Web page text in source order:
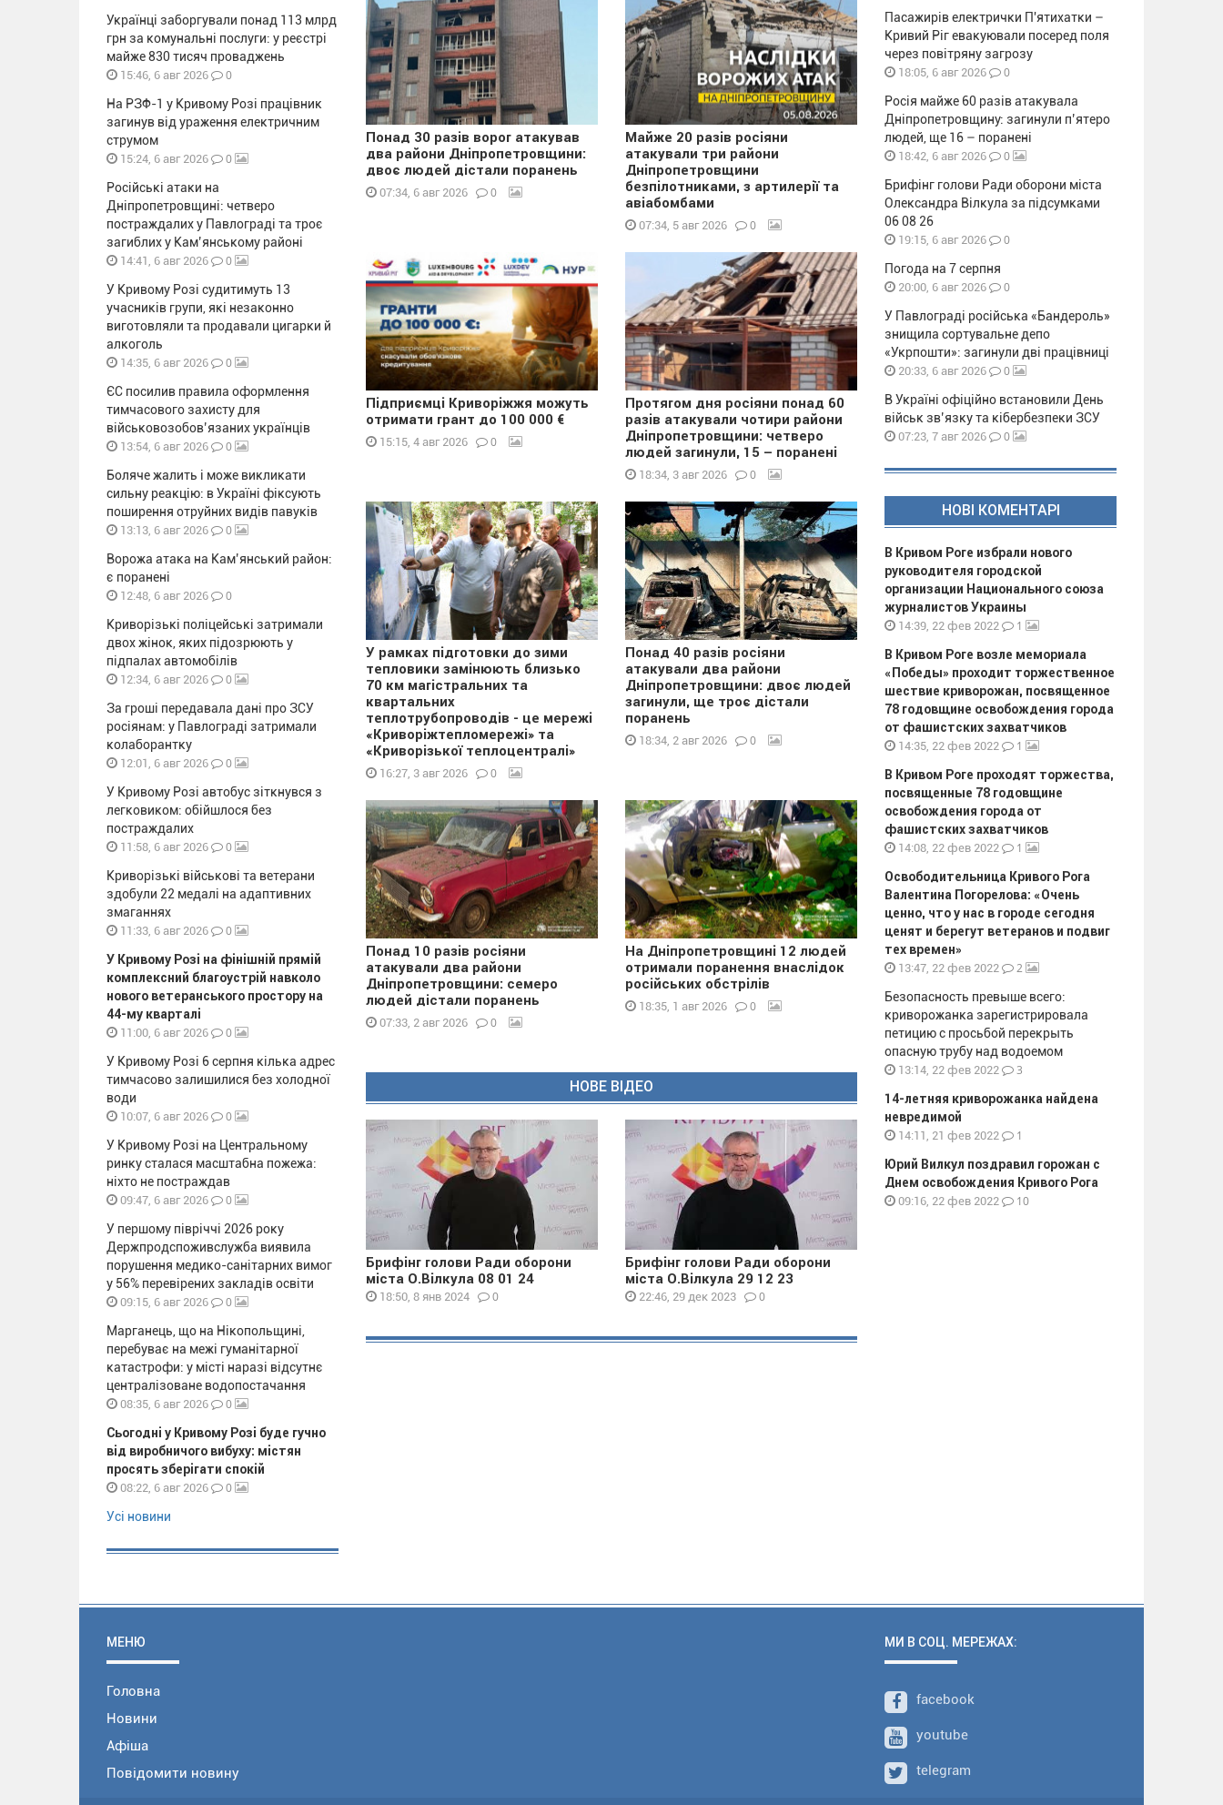
Українці заборгували понад 113 млрд
грн за комунальні послуги: у реєстрі
майже 830 тисяч проваджень
15:46, 6 авг 2026 0
На РЗФ-1 у Кривому Розі працівник
загинув від ураження електричним
струмом
15:24, 6 авг 2026 0
Російські атаки на
Дніпропетровщині: четверо
постраждалих у Павлограді та троє
загиблих у Кам’янському районі
14:41, 6 авг 2026 0
У Кривому Розі судитимуть 13
учасників групи, які незаконно
виготовляли та продавали цигарки й
алкоголь
14:35, 6 авг 2026 0
ЄС посилив правила оформлення
тимчасового захисту для
військовозобов’язаних українців
13:54, 6 авг 2026 0
Боляче жалить і може викликати
сильну реакцію: в Україні фіксують
поширення отруйних видів павуків
13:13, 6 авг 2026 0
Ворожа атака на Кам’янський район:
є поранені
12:48, 6 авг 2026 0
Криворізькі поліцейські затримали
двох жінок, яких підозрюють у
підпалах автомобілів
12:34, 6 авг 2026 0
За гроші передавала дані про ЗСУ
росіянам: у Павлограді затримали
колаборантку
12:01, 6 авг 2026 0
У Кривому Розі автобус зіткнувся з
легковиком: обійшлося без
постраждалих
11:58, 6 авг 2026 0
Криворізькі військові та ветерани
здобули 22 медалі на адаптивних
змаганнях
11:33, 6 авг 2026 0
У Кривому Розі на фінішній прямій
комплексний благоустрій навколо
нового ветеранського простору на
44-му кварталі
11:00, 6 авг 2026 0
У Кривому Розі 6 серпня кілька адрес
тимчасово залишилися без холодної
води
10:07, 6 авг 2026 0
У Кривому Розі на Центральному
ринку сталася масштабна пожежа:
ніхто не постраждав
09:47, 6 авг 2026 0
У першому півріччі 2026 року
Держпродспоживслужба виявила
порушення медико-санітарних вимог
у 56% перевірених закладів освіти
09:15, 6 авг 2026 0
Марганець, що на Нікопольщині,
перебуває на межі гуманітарної
катастрофи: у місті наразі відсутнє
централізоване водопостачання
08:35, 6 авг 2026 0
Сьогодні у Кривому Розі буде гучно
від виробничого вибуху: містян
просять зберігати спокій
08:22, 6 авг 2026 0
Усі новини
Понад 30 разів ворог атакував
два райони Дніпропетровщини:
двоє людей дістали поранень
07:34, 6 авг 2026 0
Майже 20 разів росіяни
атакували три райони
Дніпропетровщини
безпілотниками, з артилерії та
авіабомбами
07:34, 5 авг 2026 0
Підприємці Криворіжжя можуть
отримати грант до 100 000 €
15:15, 4 авг 2026 0
Протягом дня росіяни понад 60
разів атакували чотири райони
Дніпропетровщини: четверо
людей загинули, 15 – поранені
18:34, 3 авг 2026 0
У рамках підготовки до зими
тепловики замінюють близько
70 км магістральних та
квартальних
теплотрубопроводів - це мережі
«Криворіжтепломережі» та
«Криворізької теплоцентралі»
16:27, 3 авг 2026 0
Понад 40 разів росіяни
атакували два райони
Дніпропетровщини: двоє людей
загинули, ще троє дістали
поранень
18:34, 2 авг 2026 0
Понад 10 разів росіяни
атакували два райони
Дніпропетровщини: семеро
людей дістали поранень
07:33, 2 авг 2026 0
На Дніпропетровщині 12 людей
отримали поранення внаслідок
російських обстрілів
18:35, 1 авг 2026 0
НОВЕ ВІДЕО
Брифінг голови Ради оборони
міста О.Вілкула 08 01 24
18:50, 8 янв 2024 0
Брифінг голови Ради оборони
міста О.Вілкула 29 12 23
22:46, 29 дек 2023 0
Пасажирів електрички П'ятихатки –
Кривий Ріг евакуювали посеред поля
через повітряну загрозу
18:05, 6 авг 2026 0
Росія майже 60 разів атакувала
Дніпропетровщину: загинули п’ятеро
людей, ще 16 – поранені
18:42, 6 авг 2026 0
Брифінг голови Ради оборони міста
Олександра Вілкула за підсумками
06 08 26
19:15, 6 авг 2026 0
Погода на 7 серпня
20:00, 6 авг 2026 0
У Павлограді російська «Бандероль»
знищила сортувальне депо
«Укрпошти»: загинули дві працівниці
20:33, 6 авг 2026 0
В Україні офіційно встановили День
військ зв’язку та кібербезпеки ЗСУ
07:23, 7 авг 2026 0
НОВІ КОМЕНТАРІ
В Кривом Роге избрали нового
руководителя городской
организации Национального союза
журналистов Украины
14:39, 22 фев 2022 1
В Кривом Роге возле мемориала
«Победы» проходит торжественное
шествие криворожан, посвященное
78 годовщине освобождения города
от фашистских захватчиков
14:35, 22 фев 2022 1
В Кривом Роге проходят торжества,
посвященные 78 годовщине
освобождения города от
фашистских захватчиков
14:08, 22 фев 2022 1
Освободительница Кривого Рога
Валентина Погорелова: «Очень
ценно, что у нас в городе сегодня
ценят и берегут ветеранов и подвиг
тех времен»
13:47, 22 фев 2022 2
Безопасность превыше всего:
криворожанка зарегистрировала
петицию с просьбой перекрыть
опасную трубу над водоемом
13:14, 22 фев 2022 3
14-летняя криворожанка найдена
невредимой
14:11, 21 фев 2022 1
Юрий Вилкул поздравил горожан с
Днем освобождения Кривого Рога
09:16, 22 фев 2022 10
МЕНЮ
Головна
Новини
Афіша
Повідомити новину
МИ В СОЦ. МЕРЕЖАХ:
facebook
youtube
telegram